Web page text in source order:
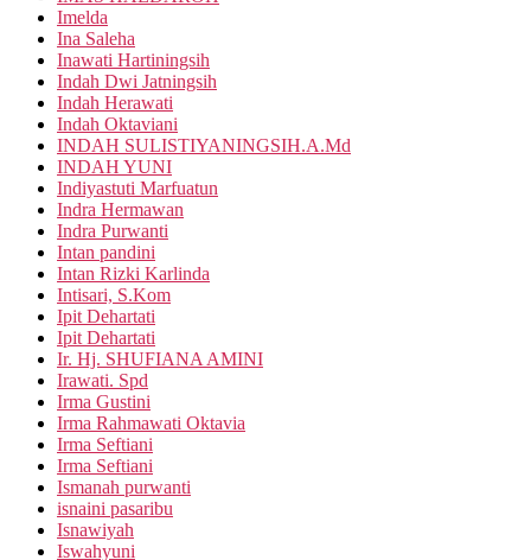
Imelda
Ina Saleha
Inawati Hartiningsih
Indah Dwi Jatningsih
Indah Herawati
Indah Oktaviani
INDAH SULISTIYANINGSIH.A.Md
INDAH YUNI
Indiyastuti Marfuatun
Indra Hermawan
Indra Purwanti
Intan pandini
Intan Rizki Karlinda
Intisari, S.Kom
Ipit Dehartati
Ipit Dehartati
Ir. Hj. SHUFIANA AMINI
Irawati. Spd
Irma Gustini
Irma Rahmawati Oktavia
Irma Seftiani
Irma Seftiani
Ismanah purwanti
isnaini pasaribu
Isnawiyah
Iswahyuni